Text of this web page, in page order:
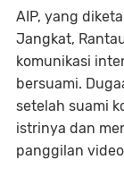
AIP, yang
Jangkat,
komunikasi
bersuami.
setelah suami
istrinya dan
panggilan